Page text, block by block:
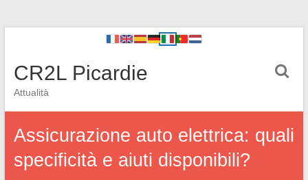
CR2L Picardie
Attualità
Assicurazione auto elettrica: quali
specificità e aiuti disponibili?